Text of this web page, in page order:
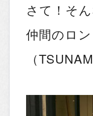
さて！そ
仲間のロ
（